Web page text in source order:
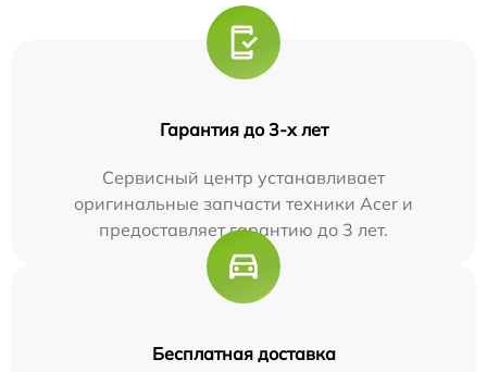
Гарантия до 3-х лет
Сервисный центр устанавливает
оригинальные запчасти техники Acer и
предоставляет гарантию до 3 лет.
Бесплатная доставка